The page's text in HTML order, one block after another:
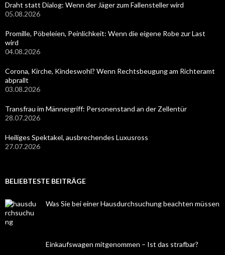
Draht statt Dialog: Wenn der Jäger zum Fallensteller wird
05.08.2026
Promille, Pöbeleien, Peinlichkeit: Wenn die eigene Robe zur Last
wird
04.08.2026
Corona, Kirche, Kindeswohl? Wenn Rechtsbeugung am Richteramt
abprallt
03.08.2026
Transfrau im Männergriff: Personenstand an der Zellentür
28.07.2026
Heiliges Spektakel, ausbrechendes Luxusross
27.07.2026
BELIEBTESTE BEITRÄGE
Was Sie bei einer Hausdurchsuchung beachten müssen
Einkaufswagen mitgenommen – Ist das strafbar?